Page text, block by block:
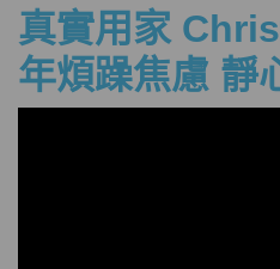
真實用家
年煩躁焦慮 靜